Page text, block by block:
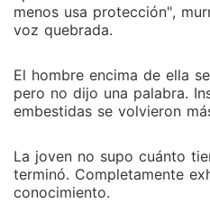
menos usa protección",
voz quebrada.
El hombre encima de ella
pero no dijo una palabra.
embestidas se volvieron
La joven no supo cuánto
terminó. Completamente
conocimiento.